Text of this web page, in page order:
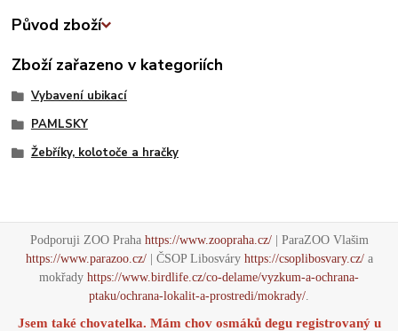
Původ zboží
Zboží zařazeno v kategoriích
Vybavení ubikací
PAMLSKY
Žebříky, kolotoče a hračky
Podporuji ZOO Praha https://www.zoopraha.cz/| ParaZOO Vlašim
https://www.parazoo.cz/| ČSOP Libosváry https://csoplibosvary.cz/a
mokřady https://www.birdlife.cz/co-delame/vyzkum-a-ochrana-
ptaku/ochrana-lokalit-a-prostredi/mokrady/.
Jsem také chovatelka. Mám chov osmáků degu registrovaný u